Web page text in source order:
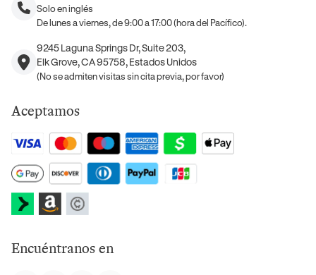
Solo en inglés
De lunes a viernes, de 9:00 a 17:00 (hora del Pacífico).
9245 Laguna Springs Dr, Suite 203,
Elk Grove, CA 95758, Estados Unidos
(No se admiten visitas sin cita previa, por favor)
Aceptamos
Encuéntranos en